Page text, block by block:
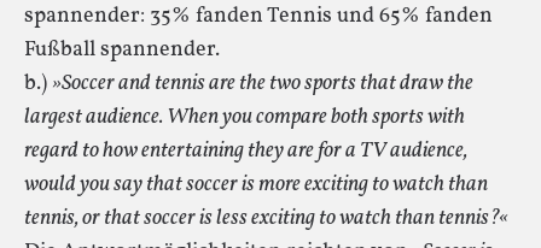
spannender: 35% fanden Tennis und 65% fanden
Fußball spannender.
b.) »Soccer and tennis are the two sports that draw the
largest audience. When you compare both sports with
regard to how entertaining they are for a TV audience,
would you say that soccer is more exciting to watch than
tennis, or that soccer is less exciting to watch than tennis?«